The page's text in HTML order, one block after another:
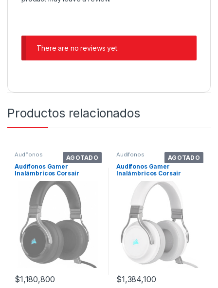
There are no reviews yet.
Productos relacionados
AGOTADO
Audífonos
Audífonos Gamer
Inalámbricos Corsair
Virtuoso Rgb Wireless
Carbon
$1,180,800
AGOTADO
Audífonos
Audífonos Gamer
Inalámbricos Corsair
Virtuoso Rgb Wireless White
$1,384,100